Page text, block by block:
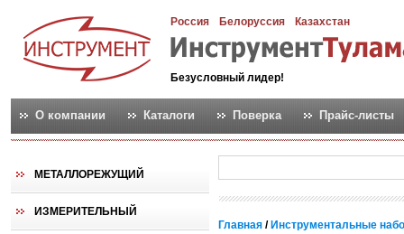
Россия Белоруссия Казахстан
Безусловный лидер!
О компании Каталоги Поверка Прайс-листы
МЕТАЛЛОРЕЖУЩИЙ
ИЗМЕРИТЕЛЬНЫЙ
Главная / Инструментальные